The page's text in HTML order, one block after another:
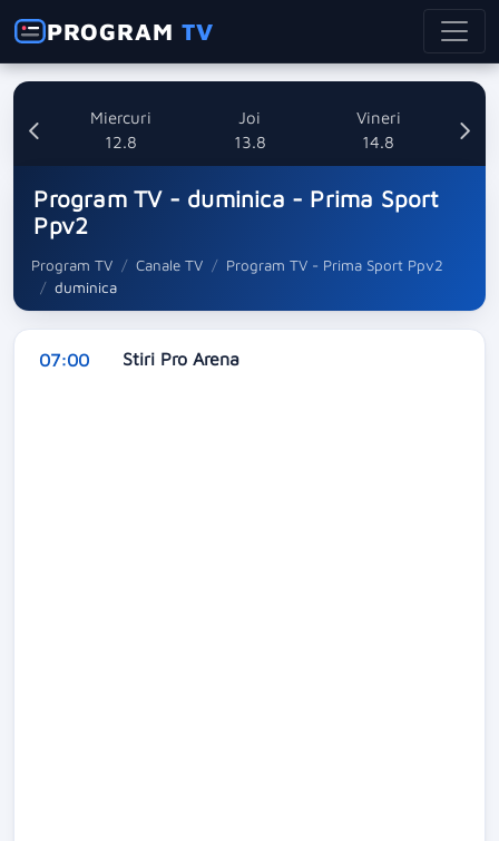
PROGRAMTV
Miercuri
12.8
Joi
13.8
Vineri
14.8
Program TV - duminica - Prima Sport
Ppv2
Program TV Canale TV
Program TV - Prima Sport Ppv2
duminica
07:00 Stiri Pro Arena